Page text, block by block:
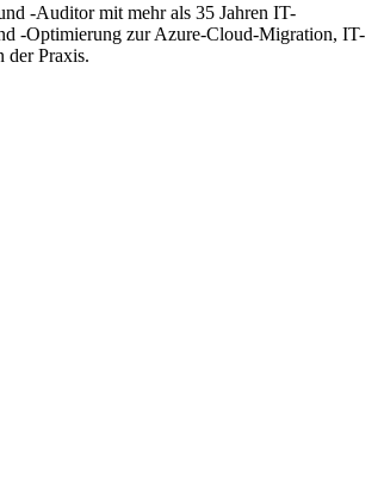
-Auditor mit mehr als 35 Jahren IT-
-Optimierung zur Azure-Cloud-Migration, IT-
der Praxis.